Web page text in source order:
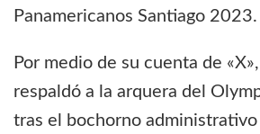
Panamericanos Santiago 2023.
Por medio de su cuenta de
respaldó a la arquera del
tras el bochorno administrativo